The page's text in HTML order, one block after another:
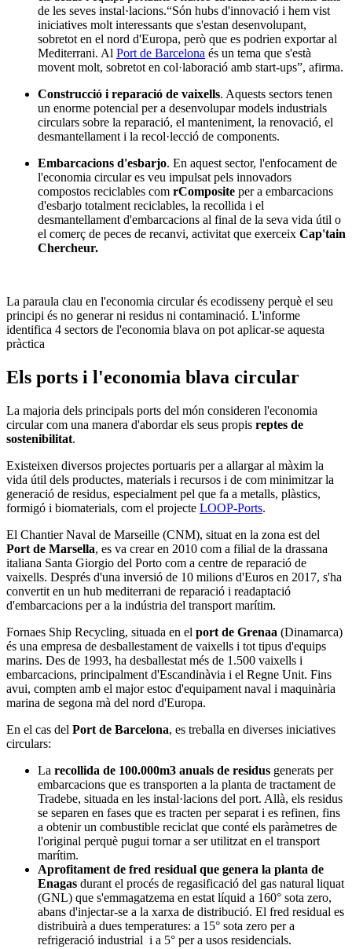
de les seves instal·lacions.“Són hubs d'innovació i hem vist
iniciatives molt interessants que s'estan desenvolupant,
sobretot en el nord d'Europa, però que es podrien exportar al
Mediterrani. Al Port de Barcelona és un tema que s'està
movent molt, sobretot en col·laboració amb start-ups”, afirma.
Construcció i reparació de vaixells. Aquests sectors tenen
un enorme potencial per a desenvolupar models industrials
circulars sobre la reparació, el manteniment, la renovació, el
desmantellament i la recol·lecció de components.
Embarcacions d'esbarjo. En aquest sector, l'enfocament de
l'economia circular es veu impulsat pels innovadors
compostos reciclables com rComposite per a embarcacions
d'esbarjo totalment reciclables, la recollida i el
desmantellament d'embarcacions al final de la seva vida útil o
el comerç de peces de recanvi, activitat que exerceix Cap'tain
Chercheur.
La paraula clau en l'economia circular és ecodisseny perquè el seu
principi és no generar ni residus ni contaminació. L'informe
identifica 4 sectors de l'economia blava on pot aplicar-se aquesta
pràctica
Els ports i l'economia blava circular
La majoria dels principals ports del món consideren l'economia
circular com una manera d'abordar els seus propis reptes de
sostenibilitat.
Existeixen diversos projectes portuaris per a allargar al màxim la
vida útil dels productes, materials i recursos i de com minimitzar la
generació de residus, especialment pel que fa a metalls, plàstics,
formigó i biomaterials, com el projecte LOOP-Ports.
El Chantier Naval de Marseille (CNM), situat en la zona est del
Port de Marsella, es va crear en 2010 com a filial de la drassana
italiana Santa Giorgio del Porto com a centre de reparació de
vaixells. Després d'una inversió de 10 milions d'Euros en 2017, s'ha
convertit en un hub mediterrani de reparació i readaptació
d'embarcacions per a la indústria del transport marítim.
Fornaes Ship Recycling, situada en el port de Grenaa (Dinamarca)
és una empresa de desballestament de vaixells i tot tipus d'equips
marins. Des de 1993, ha desballestat més de 1.500 vaixells i
embarcacions, principalment d'Escandinàvia i el Regne Unit. Fins
avui, compten amb el major estoc d'equipament naval i maquinària
marina de segona mà del nord d'Europa.
En el cas del Port de Barcelona, es treballa en diverses iniciatives
circulars:
La recollida de 100.000m3 anuals de residus generats per
embarcacions que es transporten a la planta de tractament de
Tradebe, situada en les instal·lacions del port. Allà, els residus
se separen en fases que es tracten per separat i es refinen, fins
a obtenir un combustible reciclat que conté els paràmetres de
l'original perquè pugui tornar a ser utilitzat en el transport
marítim.
Aprofitament de fred residual que genera la planta de
Enagas durant el procés de regasificació del gas natural liquat
(GNL) que s'emmagatzema en estat líquid a 160° sota zero,
abans d'injectar-se a la xarxa de distribució. El fred residual es
distribuirà a dues temperatures: a 15° sota zero per a
refrigeració industrial i a 5° per a usos residencials.